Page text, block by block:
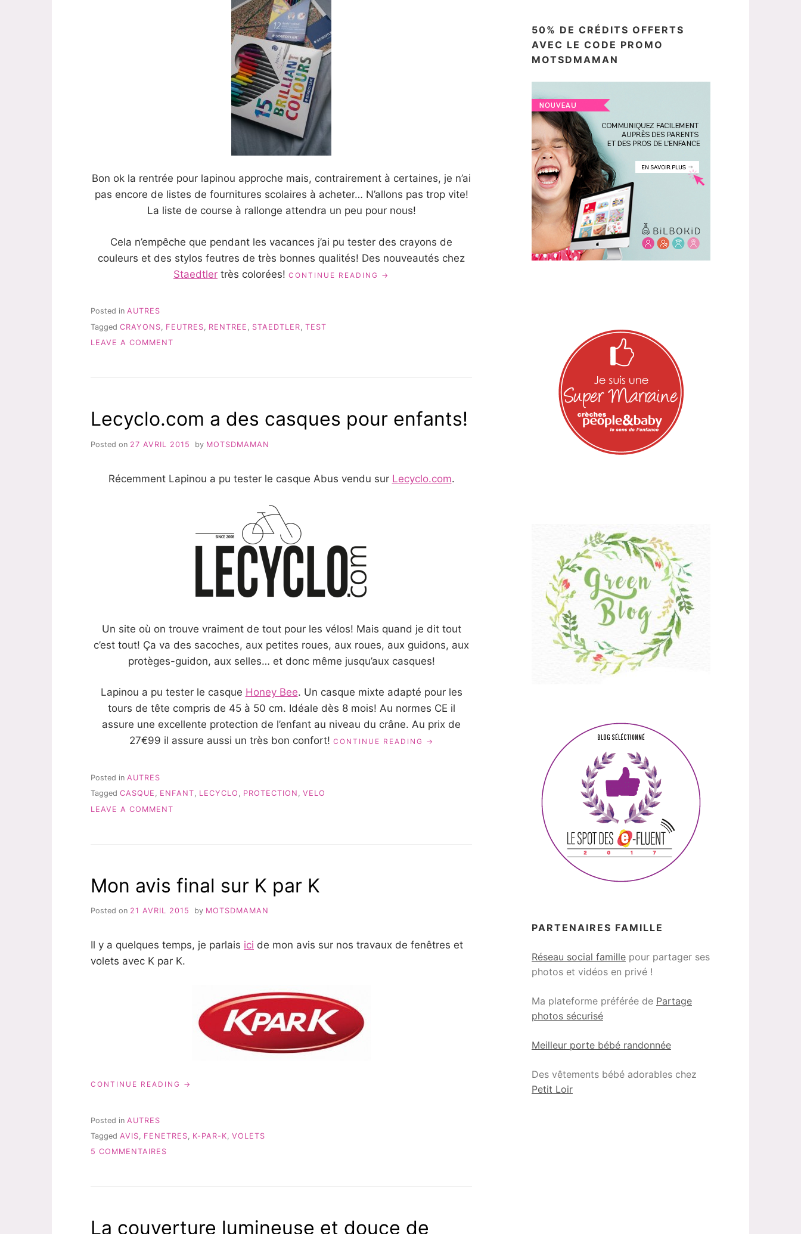
Bon ok la rentrée pour lapinou approche mais, contrairement à certaines, je n’ai
pas encore de listes de fournitures scolaires à acheter… N’allons pas trop vite!
La liste de course à rallonge attendra un peu pour nous!
Cela n’empêche que pendant les vacances j’ai pu tester des crayons de
couleurs et des stylos feutres de très bonnes qualités! Des nouveautés chez
Staedtler très colorées! CONTINUE READING « POUR
Posted in AUTRES
Tagged CRAYONS FEUTRES RENTREE STAEDTLER TEST
LEAVE A COMMENT
STAEDTLER
Lecyclo.com a des casques pour enfants!
Posted on 27 AVRIL 2015 by MOTSDMAMAN
Récemment Lapinou a pu tester le casque Abus vendu sur Lecyclo.com.
Un site où on trouve vraiment de tout pour les vélos! Mais quand je dit tout
c’est tout! Ça va des sacoches, aux petites roues, aux roues, aux guidons, aux
protèges-guidon, aux selles… et donc même jusqu’aux casques!
Lapinou a pu tester le casque Honey Bee. Un casque mixte adapté pour les
tours de tête compris de 45 à 50 cm. Idéale dès 8 mois! Au normes CE il
assure une excellente protection de l’enfant au niveau du crâne. Au prix de
27€99 il assure aussi un très bon confort! CONTINUE READING « LECYCLO.COM
Posted in AUTRES
Tagged CASQUE , ENFANT, LECYCLO , PROTECTION , VELO
LEAVE A COMMENT
ENFANTS!
Mon avis final sur K par K
Posted on 21 AVRIL 2015 by MOTSDMAMAN
Il y a quelques temps, je parlais ici de mon avis sur nos travaux de fenêtres et
volets avec K par K.
CONTINUE READING « MON
PAR
Posted in AUTRES
Tagged AVIS, FENETRES, K-PAR-K, VOLETS
5 COMMENTAIRES
PAR
La couverture lumineuse et douce de
50% DE CRÉDITS OFFERTS
AVEC LE CODE PROMO
MOTSDMAMAN
PARTENAIRES FAMILLE
Réseau social famille pour partager ses
photos et vidéos en privé !
Ma plateforme préférée de Partage
photos sécurisé
Meilleur porte bébé randonnée
Des vêtements bébé adorables chez
Petit Loir